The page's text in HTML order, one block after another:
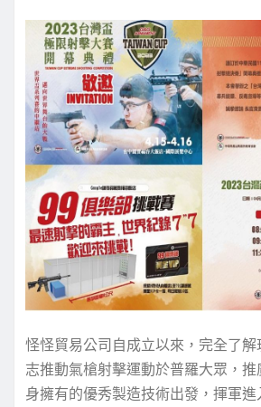
怪怪貿易公司自成立以來，完全了
志推動氣槍射擊運動於普羅大眾，
身擁有的優秀製造技術出發，揮軍